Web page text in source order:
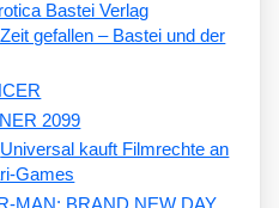
gefallen – Bastei und der
2099
Universal kauft Filmrechte an
Games